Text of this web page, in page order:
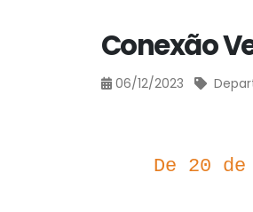
Conexão
06/12/2023
De 20